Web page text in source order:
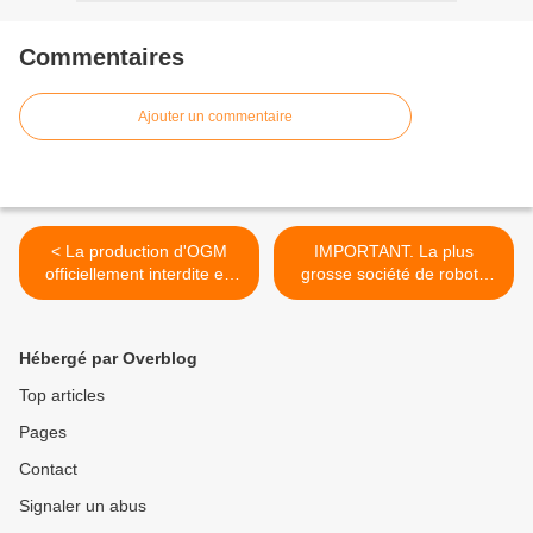
Commentaires
Ajouter un commentaire
< La production d'OGM
officiellement interdite en
Fédération de Russie
IMPORTANT. La plus
grosse société de robots
d’Allemagne va passer sous
Hébergé par Overblog
Top articles
Pages
Contact
Signaler un abus